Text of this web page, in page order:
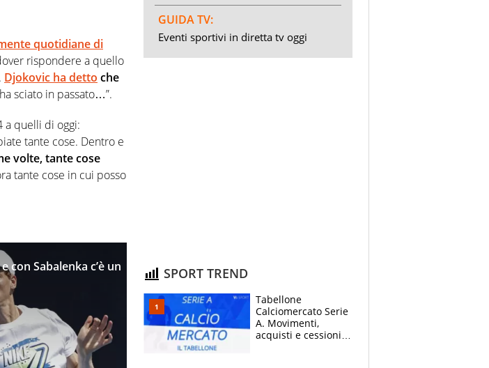
quotidiane di
rispondere a quello
Djokovic ha detto che
sciato in passato…”.
a quelli di oggi:
tante cose. Dentro e
volte, tante cose
tante cose in cui posso
con Sabalenka c’è un
GUIDA TV:
Eventi sportivi in diretta tv oggi
SPORT TREND
Tabellone
Calciomercato Serie
A. Movimenti,
acquisti e cessioni: